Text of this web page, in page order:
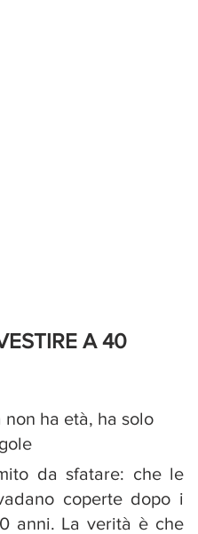
A 40
non ha età, ha solo
da sfatare: che le
coperte dopo i
anni. La verità è che